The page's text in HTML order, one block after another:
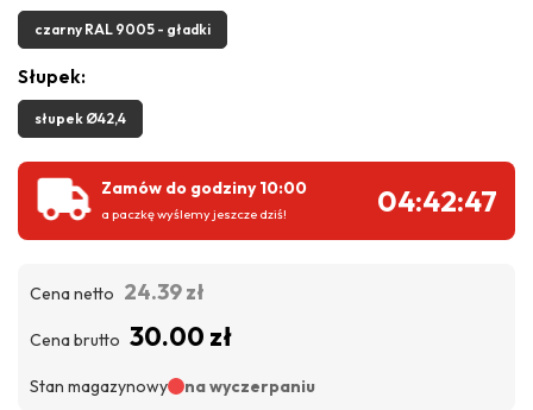
czarny RAL 9005 - gładki
Słupek:
słupek Ø42,4
Zamów do godziny 10:00
a paczkę wyślemy jeszcze dziś! 04:42:47
Cena netto 24.39 zł
Cena brutto 30.00 zł
Stan magazynowy na wyczerpaniu